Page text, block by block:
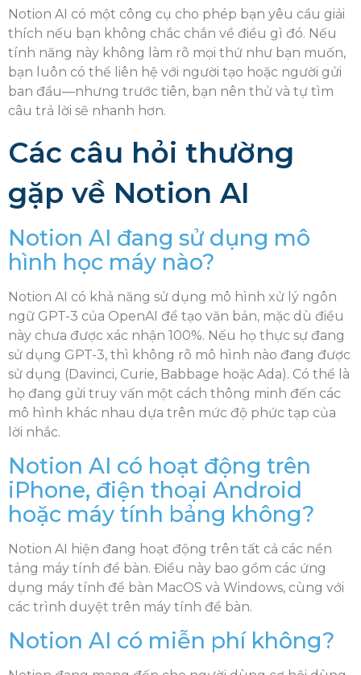
Notion AI có một công cụ cho phép bạn yêu cầu giải
thích nếu bạn không chắc chắn về điều gì đó. Nếu
tính năng này không làm rõ mọi thứ như bạn muốn,
bạn luôn có thể liên hệ với người tạo hoặc người gửi
ban đầu—nhưng trước tiên, bạn nên thử và tự tìm
câu trả lời sẽ nhanh hơn.
Các câu hỏi thường
gặp về Notion AI
Notion AI đang sử dụng mô
hình học máy nào?
Notion AI có khả năng sử dụng mô hình xử lý ngôn
ngữ GPT-3 của OpenAI để tạo văn bản, mặc dù điều
này chưa được xác nhận 100%. Nếu họ thực sự đang
sử dụng GPT-3, thì không rõ mô hình nào đang được
sử dụng (Davinci, Curie, Babbage hoặc Ada). Có thể là
họ đang gửi truy vấn một cách thông minh đến các
mô hình khác nhau dựa trên mức độ phức tạp của
lời nhắc.
Notion AI có hoạt động trên
iPhone, điện thoại Android
hoặc máy tính bảng không?
Notion AI hiện đang hoạt động trên tất cả các nền
tảng máy tính để bàn. Điều này bao gồm các ứng
dụng máy tính để bàn MacOS và Windows, cùng với
các trình duyệt trên máy tính để bàn.
Notion AI có miễn phí không?